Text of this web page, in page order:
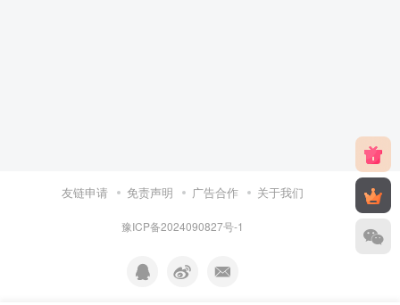
友链申请 免责声明 广告合作 关于我们
豫ICP备2024090827号-1